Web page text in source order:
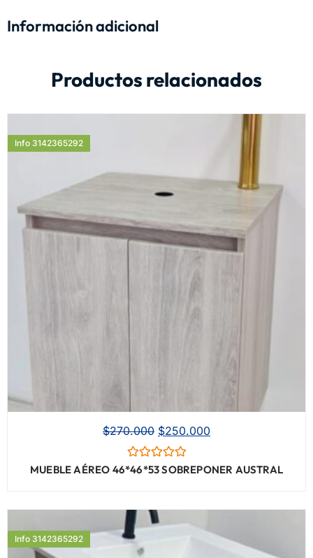
Información adicional
Productos relacionados
Info 3142365292
$270.000 $250.000
Valorado
con
5
MUEBLE AÉREO 46*46*53 SOBREPONER AUSTRAL
Info 3142365292